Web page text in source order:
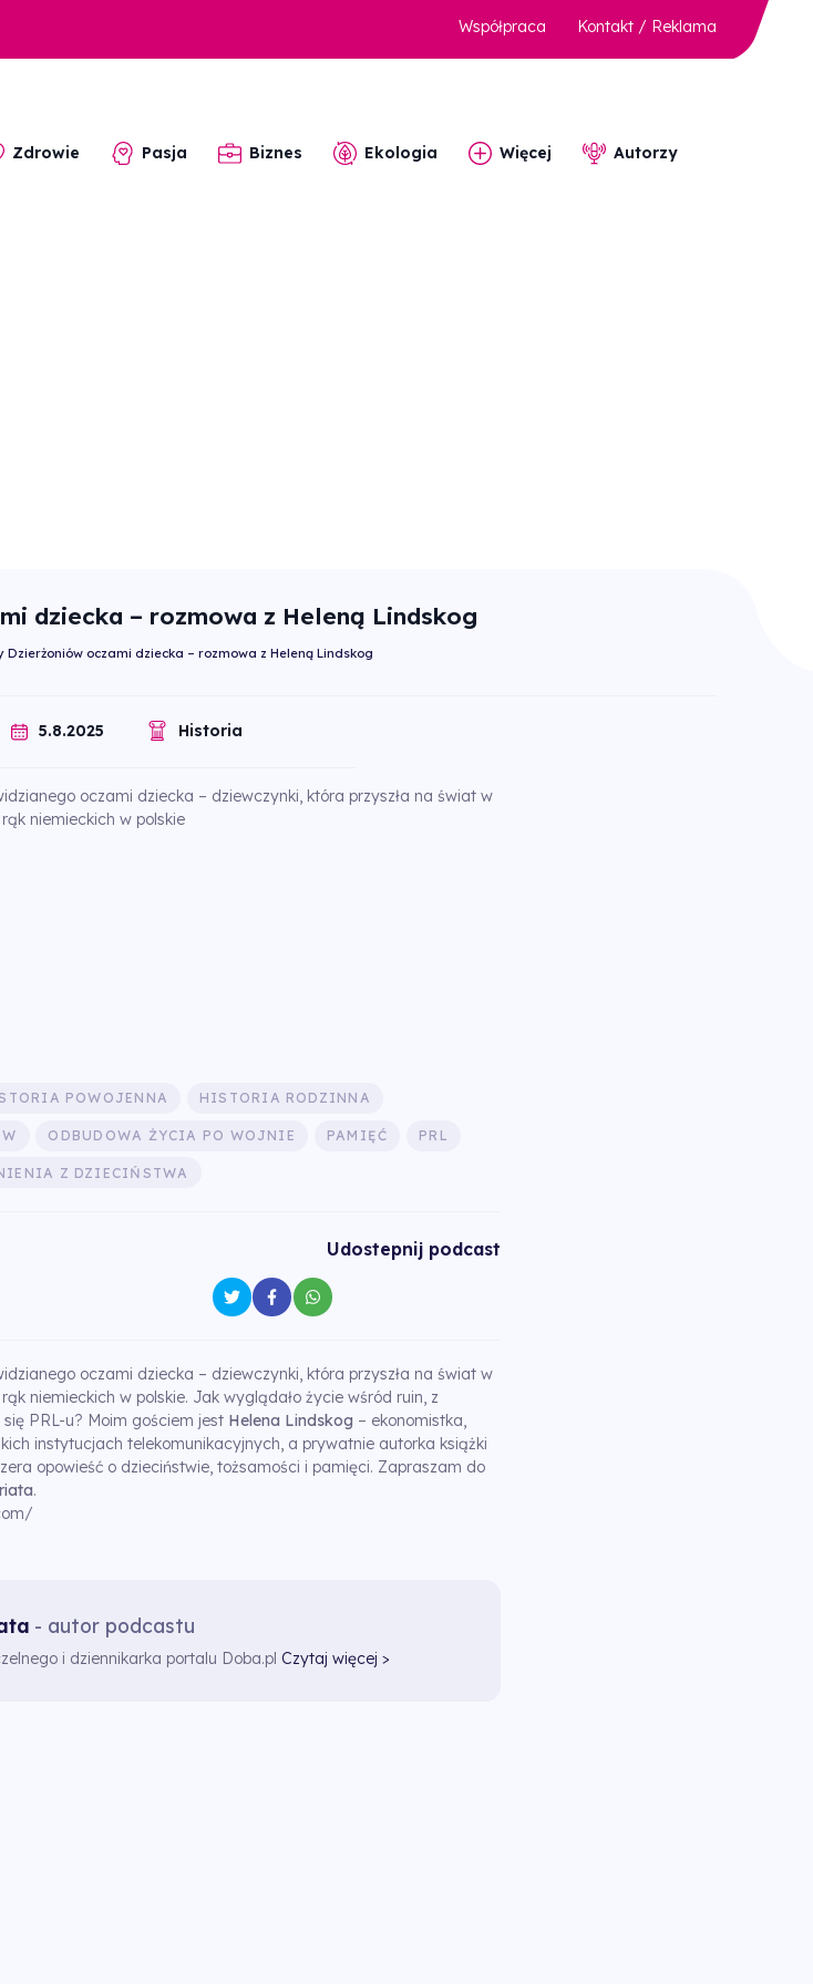
Współpraca Kontakt / Reklama
Zdrowie Pasja Biznes Ekologia Więcej Autorzy
dziecka – rozmowa z Heleną Lindskog
Dzierżoniów oczami dziecka – rozmowa z Heleną Lindskog
5.8.2025 Historia
oczami dziecka – dziewczynki, która przyszła na świat w
niemieckich w polskie
POWOJENNA HISTORIA RODZINNA
ODBUDOWA ŻYCIA PO WOJNIE PAMIĘĆ PRL
Z DZIECIŃSTWA
Udostepnij podcast
oczami dziecka – dziewczynki, która przyszła na świat w
niemieckich w polskie. Jak wyglądało życie wśród ruin, z
PRL-u? Moim gościem jest Helena Lindskog – ekonomistka,
instytucjach telekomunikacyjnych, a prywatnie autorka książki
opowieść o dzieciństwie, tożsamości i pamięci. Zapraszam do
.
- autor podcastu
i dziennikarka portalu Doba.pl Czytaj więcej >